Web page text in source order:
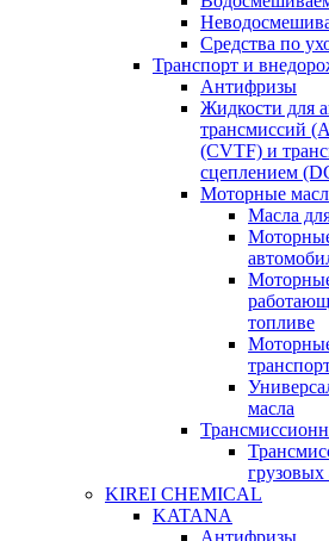
Средства по
Транспорт и
Антифризы
Жидкости для
трансмиссий
(CVTF) и
сцеплением
Моторные
Масла
топливе
масла
грузовых
KIREI CHEMICAL
KATANA
Антифризы